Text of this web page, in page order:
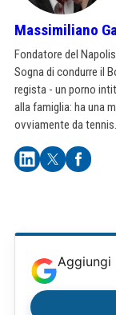
Massimiliano
Fondatore del
Sogna di condurre il
regista - un porno
alla famiglia: ha una
ovviamente da tennis.
Aggiungi